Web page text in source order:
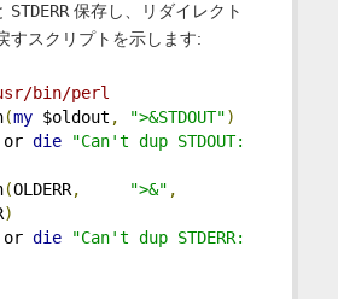
STDERR保存し、リダイレクト
すスクリプトを示します:
bin/perl
(my $oldout , ">&STDOUT")
die
"Can't dup STDOUT:
(OLDERR, ">&" ,
)
die
"Can't dup STDERR: